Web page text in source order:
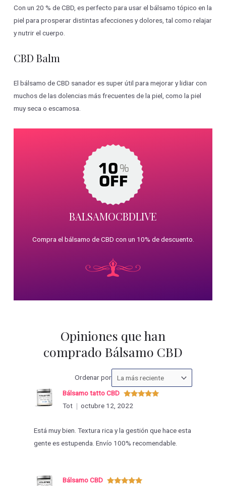
Con un 20 % de CBD, es perfecto para usar el bálsamo tópico en la
piel para prosperar distintas afecciones y dolores, tal como relajar
y nutrir el cuerpo.
CBD Balm
El bálsamo de CBD sanador es super útil para mejorar y lidiar con
muchos de las dolencias más frecuentes de la piel, como la piel
muy seca o escamosa.
BALSAMOCBDLIVE
Compra el bálsamo de CBD con un 10% de descuento.
Opiniones que han
comprado Bálsamo CBD
Ordenar porOrdenar
las
Valorado
con
Bálsamo tatto CBD
Tot
octubre 12, 2022
Está muy bien. Textura rica y la gestión que hace esta
gente es estupenda. Envío 100% recomendable.
Bálsamo CBD